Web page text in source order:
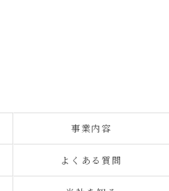
事業内容
よくある質問